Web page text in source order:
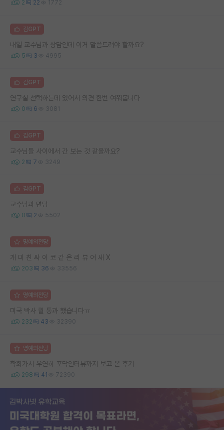
2 22 1772
김GPT
내일 교수님과 상담인데 이거 말씀드려야 할까요?
5 3 4995
김GPT
연구실 선택하는데 있어서 의견 한번 여쭤봅니다
0 6 3081
김GPT
교수님들 사이에서 간 보는 것 같을까요?
2 7 3249
김GPT
교수님과 면담
0 2 5502
명예의전당
개 미 친 싸 이 코 같 은 리 뷰 어 새 X
203 36 33556
명예의전당
미국 박사 퀄 통과 했습니다ㅠ
232 43 32390
명예의전당
학회가서 우연히 포닥인터뷰까지 보고 온 후기
298 41 72390